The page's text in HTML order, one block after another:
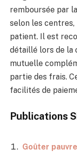
remboursée par
selon les centres,
patient. Il est
détaillé lors de la
mutuelle
partie des frais.
facilités de
Publications
Goûter